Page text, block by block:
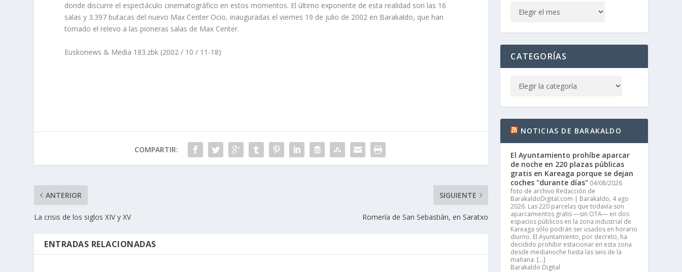
donde discurre el espectáculo cinematográfico en estos momentos. El último exponente de esta realidad son las 16
salas y 3.397 butacas del nuevo Max Center Ocio, inauguradas el viernes 19 de julio de 2002 en Barakaldo, que han
tomado el relevo a las pioneras salas de Max Center.
Euskonews & Media 183.zbk (2002 / 10 / 11-18)
COMPARTIR:
ANTERIOR
La crisis de los siglos XIV y XV
SIGUIENTE
Romerí­a de San Sebastián, en Saratxo
ENTRADAS RELACIONADAS
CATEGORÍAS
NOTICIAS DE BARAKALDO
El Ayuntamiento prohíbe aparcar
de noche en 220 plazas públicas
gratis en Kareaga porque se dejan
coches "durante días" 04/08/2026
foto de archivo Redacción de
BarakaldoDigital.com | Barakaldo, 4 ago
2026. Las 220 parcelas que todavía son
aparcamientos gratis —sin OTA— en dos
espacios públicos en la zona industrial de
Kareaga sólo podrán ser usados en horario
diurno. El Ayuntamiento, por decreto, ha
decidido prohibir estacionar en esta zona
desde medianoche hasta las seis de la
mañana. […]
Barakaldo Digital